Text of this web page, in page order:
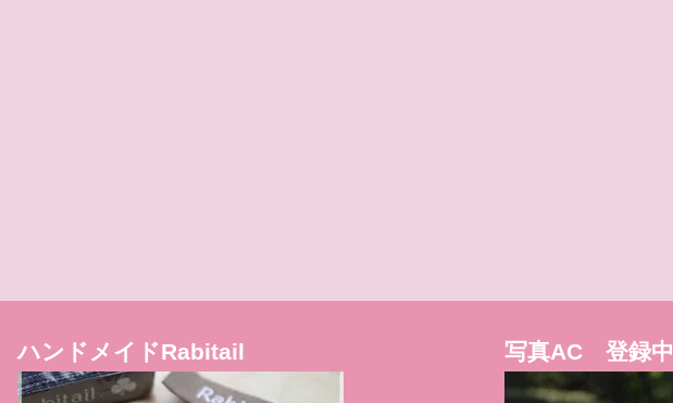
ハンドメイドRabitail 写真AC 登録中